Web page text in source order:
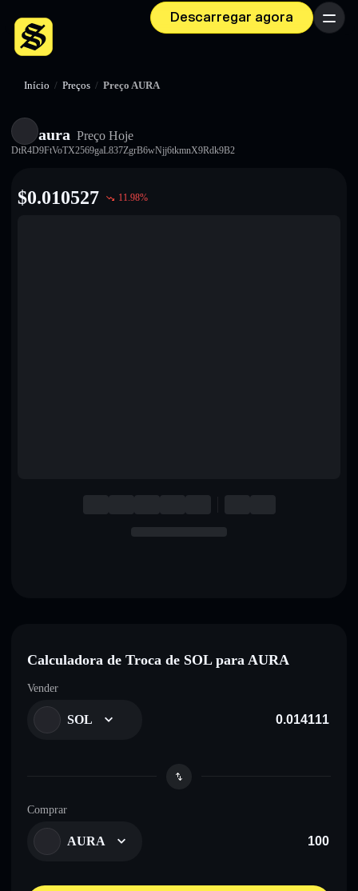
Descarregar agora Menu
Início / Preços / Preço AURA
aura Preço Hoje
DtR4D9FtVoTX2569gaL837ZgrB6wNjj6tkmnX9Rdk9B2
$0.010527 11.98%
Calculadora de Troca de SOL para AURA
Vender
SOL
Comprar
AURA